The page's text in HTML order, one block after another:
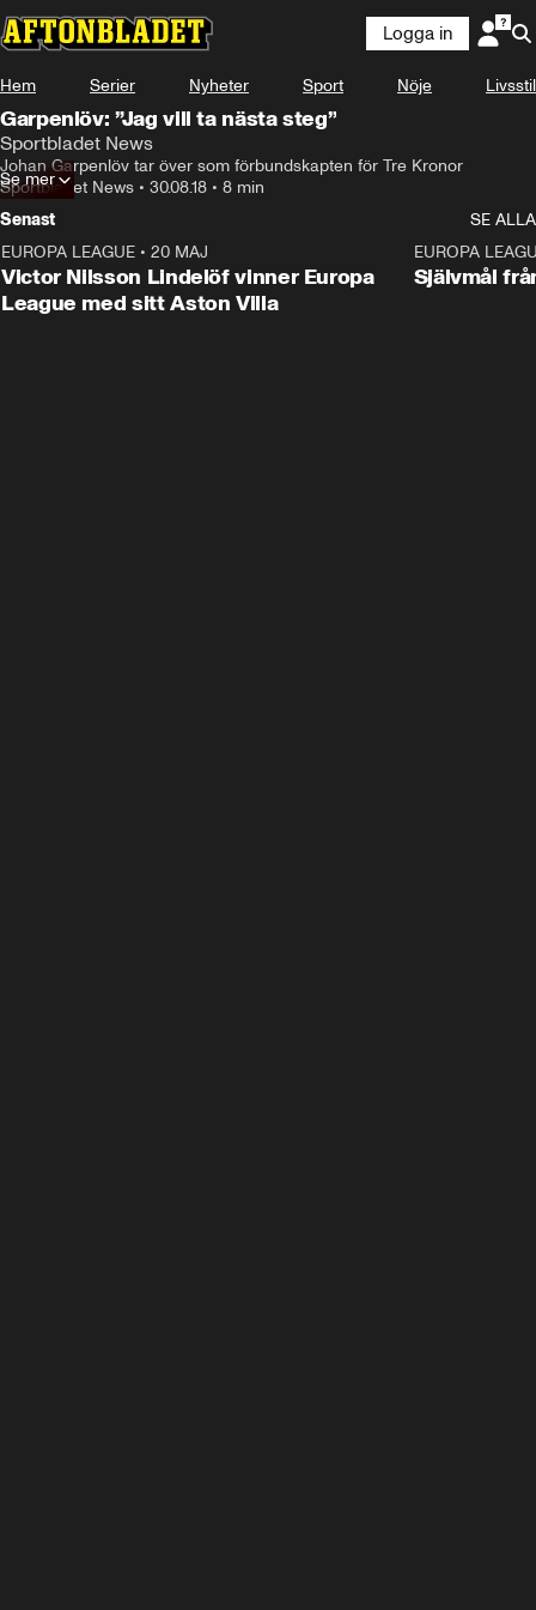
Logga in
Hem Serier Nyheter Sport Nöje Livsstil
Garpenlöv: ”Jag vill ta nästa steg”
Sportbladet News
Johan Garpenlöv tar över som förbundskapten för Tre Kronor
Sportbladet News • 30.08.18 • 8 min
Se mer
Senast
SE ALLA
EUROPA LEAGUE • 20 MAJ
Victor Nilsson Lindelöf vinner Europa
League med sitt Aston Villa
EUROPA
Självmål